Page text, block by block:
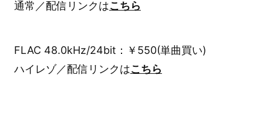
通常／配信リンクはこちら
FLAC 48.0kHz/24bit：￥550(単曲買い)
ハイレゾ／配信リンクはこちら